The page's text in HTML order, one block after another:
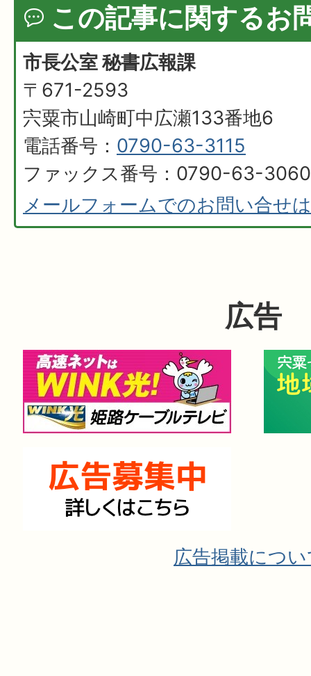
この記事に関するお
市長公室 秘書広報課
〒671-2593
宍粟市山崎町中広瀬133番地6
電話番号： 0790-63-3115
ファックス番号：0790-63-3060
メールフォームでのお問い合せ
広告
広告掲載につ